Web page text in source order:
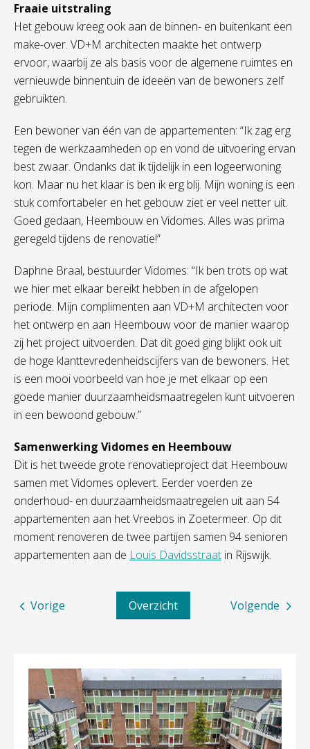
Fraaie uitstraling
Het gebouw kreeg ook aan de binnen- en buitenkant een
make-over. VD+M architecten maakte het ontwerp
ervoor, waarbij ze als basis voor de algemene ruimtes en
vernieuwde binnentuin de ideeën van de bewoners zelf
gebruikten.
Een bewoner van één van de appartementen: “Ik zag erg
tegen de werkzaamheden op en vond de uitvoering ervan
best zwaar. Ondanks dat ik tijdelijk in een logeerwoning
kon. Maar nu het klaar is ben ik erg blij. Mijn woning is een
stuk comfortabeler en het gebouw ziet er veel netter uit.
Goed gedaan, Heembouw en Vidomes. Alles was prima
geregeld tijdens de renovatie!”
Daphne Braal, bestuurder Vidomes: “Ik ben trots op wat
we hier met elkaar bereikt hebben in de afgelopen
periode. Mijn complimenten aan VD+M architecten voor
het ontwerp en aan Heembouw voor de manier waarop
zij het project uitvoerden. Dat dit goed ging blijkt ook uit
de hoge klanttevredenheidscijfers van de bewoners. Het
is een mooi voorbeeld van hoe je met elkaar op een
goede manier duurzaamheidsmaatregelen kunt uitvoeren
in een bewoond gebouw.”
Samenwerking Vidomes en Heembouw
Dit is het tweede grote renovatieproject dat Heembouw
samen met Vidomes oplevert. Eerder voerden ze
onderhoud- en duurzaamheidsmaatregelen uit aan 54
appartementen aan het Vreebos in Zoetermeer. Op dit
moment renoveren de twee partijen samen 94 senioren
appartementen aan de Louis Davidsstraat in Rijswijk.
Volgende
Overzicht
Vorige